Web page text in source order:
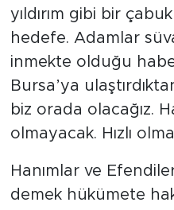
yıldırım gibi bir
hedefe. Adamlar
inmekte olduğu
Bursa’ya
biz orada olacağız.
olmayacak. Hızlı
Hanımlar ve
demek hükümete